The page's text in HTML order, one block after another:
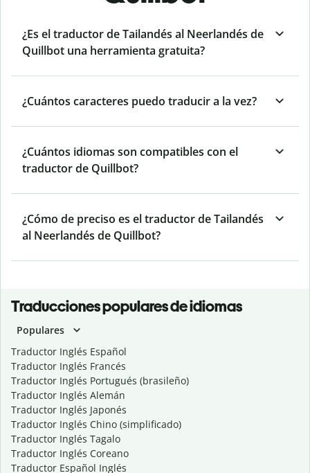
¿Es el traductor de Tailandés al Neerlandés de
Quillbot una herramienta gratuita?
¿Cuántos caracteres puedo traducir a la vez?
¿Cuántos idiomas son compatibles con el
traductor de Quillbot?
¿Cómo de preciso es el traductor de Tailandés
al Neerlandés de Quillbot?
Traducciones populares de idiomas
Populares
Traductor Inglés Español
Traductor Inglés Francés
Traductor Inglés Portugués (brasileño)
Traductor Inglés Alemán
Traductor Inglés Japonés
Traductor Inglés Chino (simplificado)
Traductor Inglés Tagalo
Traductor Inglés Coreano
Traductor Español Inglés